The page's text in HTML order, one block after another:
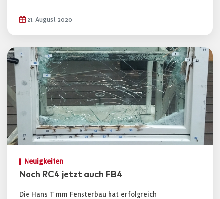
21. August 2020
Neuigkeiten
Nach RC4 jetzt auch FB4
Die Hans Timm Fensterbau hat erfolgreich